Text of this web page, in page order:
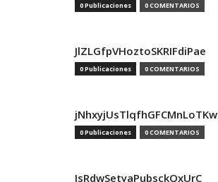
0 Publicaciones 0 COMENTARIOS
JlZLGfpVHoztoSKRIFdiPae
0 Publicaciones 0 COMENTARIOS
jNhxyjUsTlqfhGFCMnLoTKw
0 Publicaciones 0 COMENTARIOS
JsRdwSetyaPubsckQxUrC